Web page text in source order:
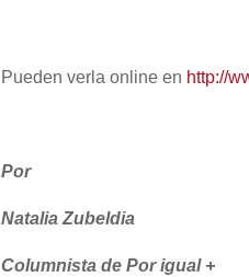
Pueden verla online en http://
Por
Natalia Zubeldia
Columnista de Por igual +